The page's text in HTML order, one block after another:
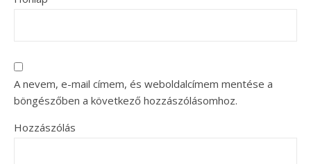
A nevem, e-mail címem, és weboldalcímem mentése a
böngészőben a következő hozzászólásomhoz.
Hozzászólás